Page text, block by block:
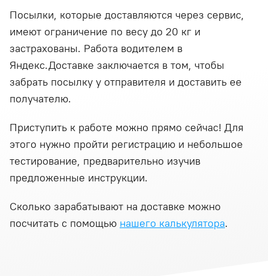
Посылки, которые доставляются через сервис,
имеют ограничение по весу до 20 кг и
застрахованы. Работа водителем в
Яндекс.Доставке заключается в том, чтобы
забрать посылку у отправителя и доставить ее
получателю.
Приступить к работе можно прямо сейчас! Для
этого нужно пройти регистрацию и небольшое
тестирование, предварительно изучив
предложенные инструкции.
Сколько зарабатывают на доставке можно
посчитать с помощью нашего калькулятора.